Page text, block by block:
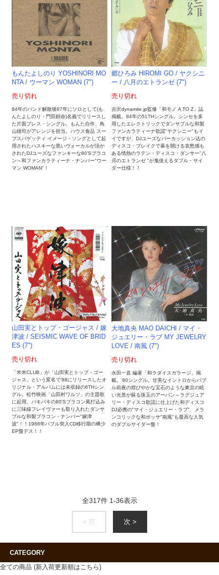
もんたよしのり YOSHINORI MO
NTA / ウーマン WOMAN (7")
売り切れ
84年のバンド解散後87年にソロとして(も
んたよしのり・門田頼命)名義でリリースし
た片面プレス・シングル。もんた自作、鳥
山雄司がアレンジを担当。ハウス食品 スー
プスパゲッティ イメージ・ソングとして起
用されたハスキーな黒いヴォーカルが活か
されたDJユーズなファンキーな80'Sブラコ
ン～和ファンカラティーナ・ナンバー"ウー
マン WOMAN"！
郷ひろみ HIROMI GO / ヤクシニ
ー / 八月のエトランゼ (7")
売り切れ
吉沢dynamite.jp監修「和モノ A TO Z」誌
掲載。84年の51THシングル。シンセを多
用したエレクトリックでダンサブルな和製
ファンカラティーナ歌謡"ヤクシニー"もイ
イですが、DJユーズなパーカッション込の
ディスコ・ブレイクで幕を開ける哀愁感も
ある情熱のラテン・ディスコ・ダンサー"八
月のエトランゼ "が鬼使えるダブル・サイ
ダー仕様！！
山田実とトップ・ゴージャス / 嫁
津波 / SEISMIC WAVE OF BRID
ES (7")
売り切れ
「米米CLUB」が「山田実とトップ・ゴー
ジャス」という変名で'88にリリースしたオ
リジナル・アルバムには未収録の6THシン
グル。松竹映画「山田村ワルツ」の主題歌
に起用、バキバキの80'Sブラコン風打込み
に三味線フレイヴァーも取り入れたダンサ
ブルな和製ブラコン・ナンバー"嫁津
波"！！1988年バブル突入CD移行期の稀少
EP盤デス！！
大地真央 MAO DAICHI / マイ・
ジュエリー・ラブ MY JEWELRY
LOVE / 南風 (7")
売り切れ
永田一直 編著「和ラダイスガラージ」掲
載。'80シングル。甘美なイントロからバブ
ル前夜の煌びやかな宝石のような東京の眩
い光景が蘇る珠玉のアーバン～ラグジュア
リー・ディスコ歌謡に仕上げた和ディスコ
DJ必携の"マイ・ジュエリー・ラブ"、メラ
ンコリックな和ボッサ"南風"も最高な人気
のダブルサイダー盤！
全317件 1-36表示
< 前 次 >
CATEGORY
全ての商品 (新入荷更新順はこちら)